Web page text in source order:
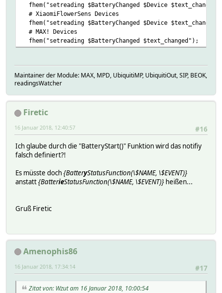
fhem("setreading $BatteryChanged $Device
# XiaomiFlowerSens Devices
fhem("setreading $BatteryChanged $Device
# MAX! Devices
fhem("setreading $BatteryChanged $text_changed");
Maintainer der Module: MAX, MPD, UbiquitiMP, UbiquitiOut, SIP, BEOK,
readingsWatcher
Firetic
#16
16 Januar 2018, 12:40:57
Ich glaube durch die "BatteryStart()" Funktion wird das notifiy
falsch definiert?!
Es müsste doch{BatteryStatusFunction(\$NAME, \$EVENT)}
anstatt{BatterieStatusFunction(\$NAME, \$EVENT)} heißen...
Gruß Firetic
Amenophis86
#17
16 Januar 2018, 17:34:14
Zitat von: Wzut am 16 Januar 2018, 10:00:54